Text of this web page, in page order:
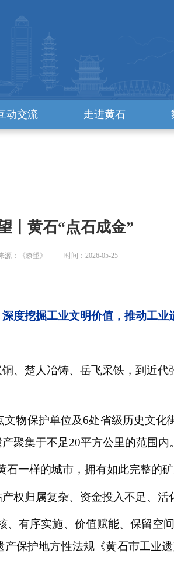
动交流 走进黄石
丨黄石“点石成金”
源：《瞭望》 时间：2026-05-25
度挖掘工业文明价值，推动工业
、楚人冶铸、岳飞采铁，到近
物保护单位及6处省级历史文
聚集于不足20平方公里的范围内。
一样的城市，拥有如此完整的
权归属复杂、资金投入不足、活
有序实施、价值赋能、保留空
保护地方性法规《黄石市工业